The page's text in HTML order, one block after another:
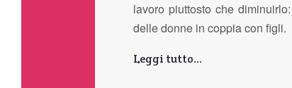
lavoro piuttosto che
delle donne in coppia con figli.
Leggi tutto…